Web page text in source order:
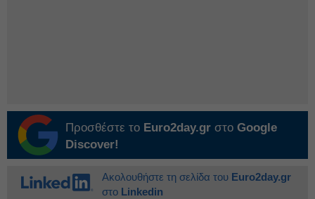
Προσθέστε το Euro2day.gr στο Google
Discover!
Ακολουθήστε τη σελίδα του Euro2day.gr
στο Linkedin